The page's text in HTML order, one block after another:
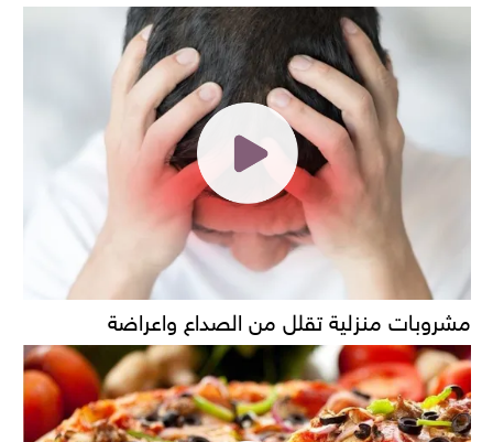
مشروبات منزلية تقلل من الصداع واعراضة